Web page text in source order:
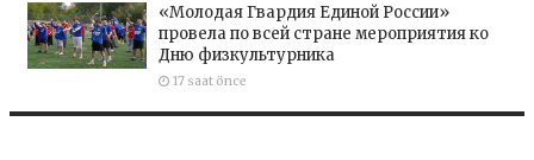
«Молодая Гвардия Единой России»
провела по всей стране мероприятия ко
Дню физкультурника
17 saat önce